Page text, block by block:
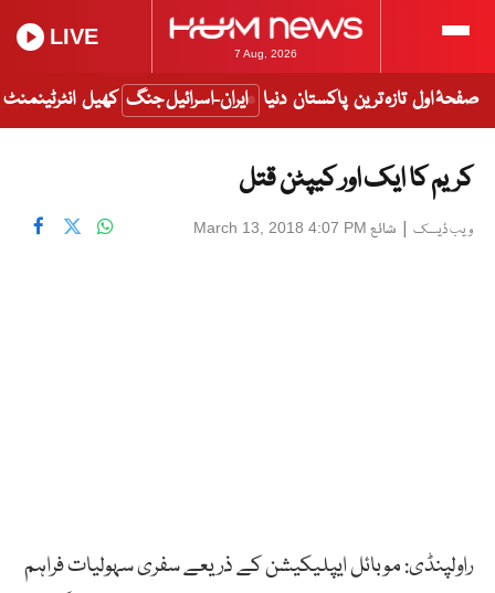
7 Aug, 2026
LIVE
صفحۂ اول تازہ ترین پاکستان دنیا ایران-اسرائیل جنگ کھیل انٹرٹینمنٹ
کریم کا ایک اور کیپٹن قتل
ویب ڈیسک | شائع March 13, 2018 4:07 PM
راولپنڈی: موبائل ایپلیکیشن کے ذریعے سفری سہولیات فراہم